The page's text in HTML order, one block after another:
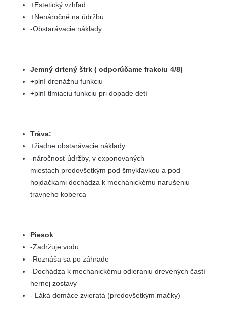
+Estetický vzhľad
+Nenáročné na údržbu
-Obstarávacie náklady
Jemný drtený štrk ( odporúčame frakciu 4/8)
+plní drenážnu funkciu
+plní tlmiaciu funkciu pri dopade detí
Tráva:
+žiadne obstarávacie náklady
-náročnosť údržby, v exponovaných
miestach predovšetkým pod šmykľavkou a pod
hojdačkami dochádza k mechanickému narušeniu
travneho koberca
Piesok
-Zadržuje vodu
-Roznáša sa po záhrade
-Dochádza k mechanickému odieraniu drevených častí
hernej zostavy
- Láká domáce zvieratá (predovšetkým mačky)